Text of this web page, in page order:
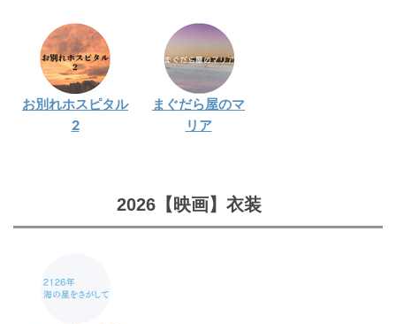
お別れホスピタル
2
まぐだら屋のマ
リア
2026【映画】衣装